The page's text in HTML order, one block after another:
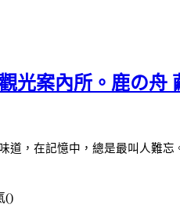
光案內所。鹿の舟
道，在記憶中，總是最叫人難忘
()